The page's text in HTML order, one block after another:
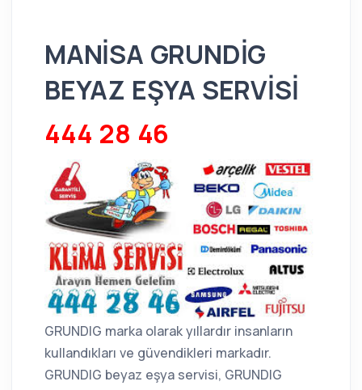
MANİSA GRUNDİG
BEYAZ EŞYA SERVİSİ
444 28 46
GRUNDIG marka olarak yıllardır insanların
kullandıkları ve güvendikleri markadır.
GRUNDIG beyaz eşya servisi, GRUNDIG